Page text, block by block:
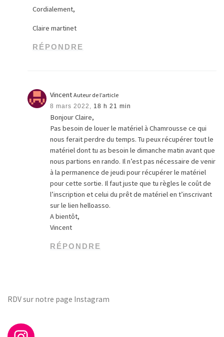
Cordialement,
Claire martinet
RÉPONDRE
VincentAuteur de l’article
8 mars 2022, 18 h 21 min
Bonjour Claire,
Pas besoin de louer le matériel à Chamrousse ce qui
nous ferait perdre du temps. Tu peux récupérer tout le
matériel dont tu as besoin le dimanche matin avant que
nous partions en rando. Il n’est pas nécessaire de venir
à la permanence de jeudi pour récupérer le matériel
pour cette sortie. Il faut juste que tu règles le coût de
l’inscription et celui du prêt de matériel en t’inscrivant
sur le lien helloasso.
A bientôt,
Vincent
RÉPONDRE
RDV sur notre page Instagram